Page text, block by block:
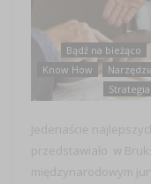
Bądź na bieżąco
Know How
Strategia
Jedenaście
przedstawiało w
międzynarodowym